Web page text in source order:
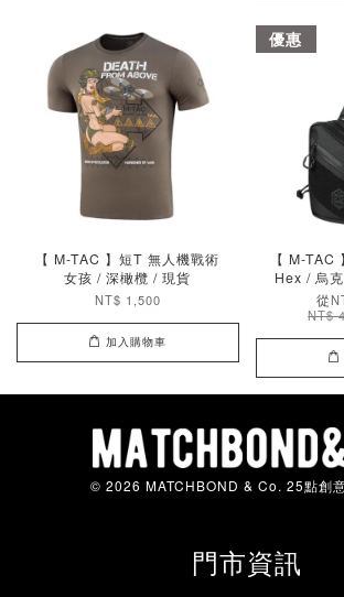
【 M-TAC 】短T 無人機戰術
女孩 / 深橄欖 / 現貨
NT$ 1,500
加入購物車
優惠
【 M-
Hex / 烏
從
NT$
© 2026 MATCHBOND & Co. 25點創
門市資訊